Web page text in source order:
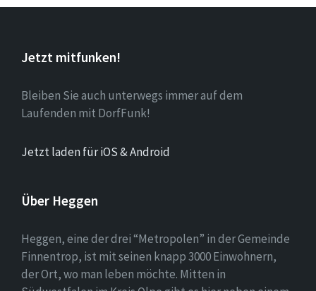
Jetzt mitfunken!
Bleiben Sie auch unterwegs immer auf dem
Laufenden mit DorfFunk!
Jetzt laden für iOS & Android
Über Heggen
Heggen, eine der drei “Metropolen” in der Gemeinde
Finnentrop, ist mit seinen knapp 3000 Einwohnern,
der Ort, wo man leben möchte. Mitten in